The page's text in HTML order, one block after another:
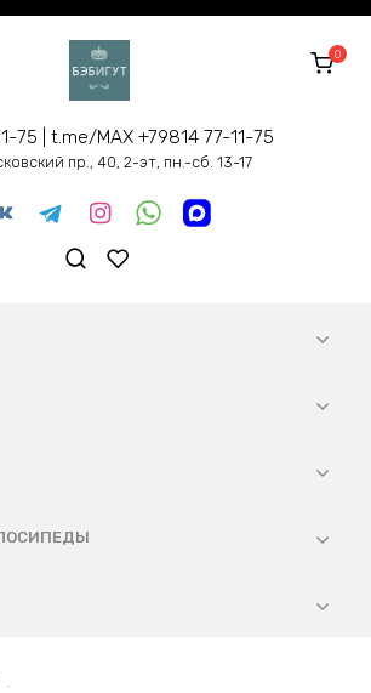
75 | t.me/MAX +79814 77-11-75
пр., 40, 2-эт, пн.-сб. 13-17
0
.